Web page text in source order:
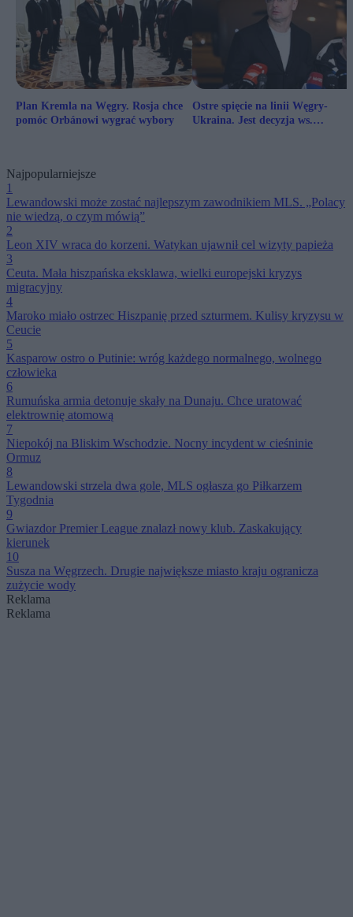
Plan Kremla na Węgry. Rosja chce
pomóc Orbánowi wygrać wybory
Ostre spięcie na linii Węgry-
Ukraina. Jest decyzja ws.
Najpopularniejsze
1
Lewandowski może zostać najlepszym zawodnikiem MLS. „Polacy
nie wiedzą, o czym mówią”
2
Leon XIV wraca do korzeni. Watykan ujawnił cel wizyty papieża
3
Ceuta. Mała hiszpańska eksklawa, wielki europejski kryzys
migracyjny
4
Maroko miało ostrzec Hiszpanię przed szturmem. Kulisy kryzysu w
Ceucie
5
Kasparow ostro o Putinie: wróg każdego normalnego, wolnego
człowieka
6
Rumuńska armia detonuje skały na Dunaju. Chce uratować
elektrownię atomową
7
Niepokój na Bliskim Wschodzie. Nocny incydent w cieśninie
Ormuz
8
Lewandowski strzela dwa gole, MLS ogłasza go Piłkarzem
Tygodnia
9
Gwiazdor Premier League znalazł nowy klub. Zaskakujący
kierunek
10
Susza na Węgrzech. Drugie największe miasto kraju ogranicza
zużycie wody
Reklama
Reklama